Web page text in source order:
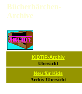
Bücherbärchen-
Archive
KiDTiP-Archiv
Übersicht
Neu für Kids
Archiv-Übersicht